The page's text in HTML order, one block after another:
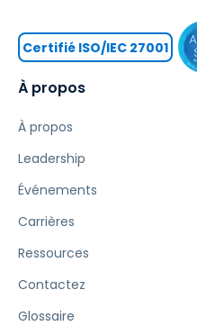
À propos
À propos
Leadership
Événements
Carrières
Ressources
Contactez
Glossaire
Certifié ISO/IEC 27001